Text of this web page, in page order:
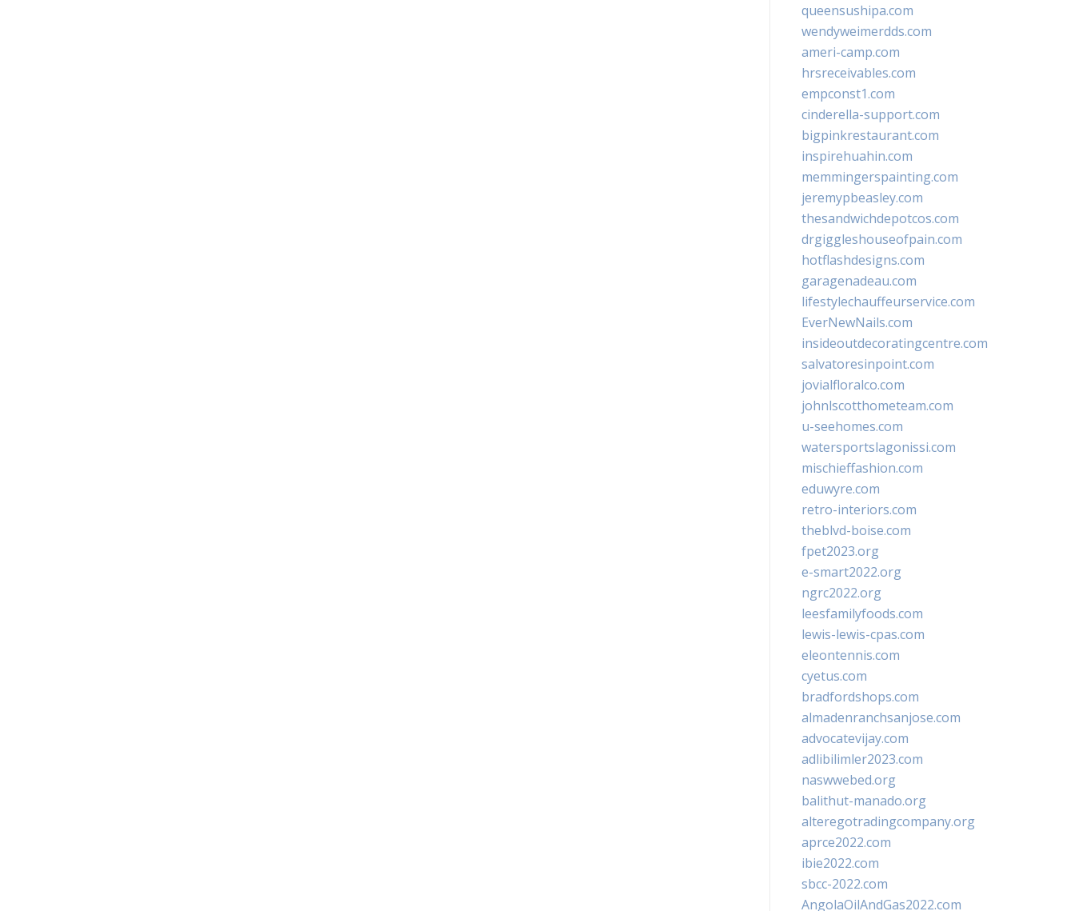
queensushipa.com
wendyweimerdds.com
ameri-camp.com
hrsreceivables.com
empconst1.com
cinderella-support.com
bigpinkrestaurant.com
inspirehuahin.com
memmingerspainting.com
jeremypbeasley.com
thesandwichdepotcos.com
drgiggleshouseofpain.com
hotflashdesigns.com
garagenadeau.com
lifestylechauffeurservice.com
EverNewNails.com
insideoutdecoratingcentre.com
salvatoresinpoint.com
jovialfloralco.com
johnlscotthometeam.com
u-seehomes.com
watersportslagonissi.com
mischieffashion.com
eduwyre.com
retro-interiors.com
theblvd-boise.com
fpet2023.org
e-smart2022.org
ngrc2022.org
leesfamilyfoods.com
lewis-lewis-cpas.com
eleontennis.com
cyetus.com
bradfordshops.com
almadenranchsanjose.com
advocatevijay.com
adlibilimler2023.com
naswwebed.org
balithut-manado.org
alteregotradingcompany.org
aprce2022.com
ibie2022.com
sbcc-2022.com
AngolaOilAndGas2022.com